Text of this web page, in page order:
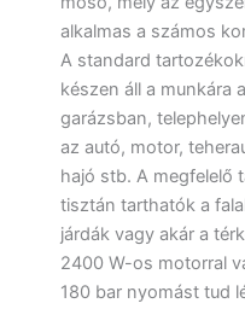
alkalmas a számos
A standard
készen áll a munkára
garázsban,
az autó, motor,
hajó stb. A megfelelő
tisztán tarthatók a
járdák vagy akár a
2400 W-os motorral
180 bar nyomást tud